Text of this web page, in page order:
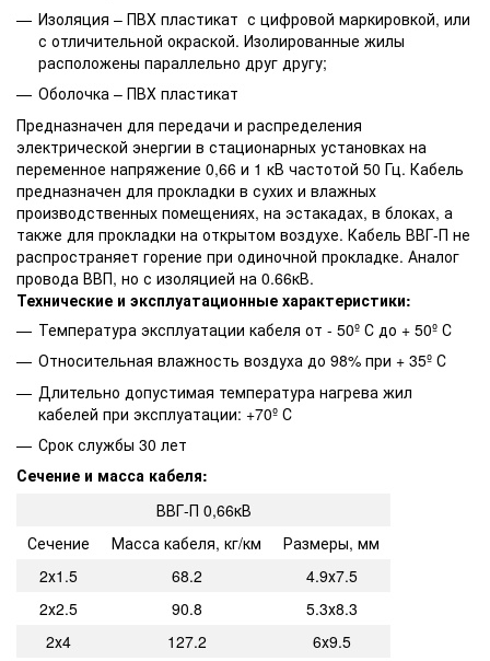
Изоляция – ПВХ пластикат с цифровой маркировкой, или
с отличительной окраской. Изолированные жилы
расположены параллельно друг другу;
Оболочка – ПВХ пластикат
Предназначен для передачи и распределения
электрической энергии в стационарных установках на
переменное напряжение 0,66 и 1 кВ частотой 50 Гц. Кабель
предназначен для прокладки в сухих и влажных
производственных помещениях, на эстакадах, в блоках, а
также для прокладки на открытом воздухе. Кабель ВВГ-П не
распространяет горение при одиночной прокладке. Аналог
провода ВВП, но с изоляцией на 0.66кВ.
Технические и эксплуатационные характеристики:
Температура эксплуатации кабеля от - 50º С до + 50º С
Относительная влажность воздуха до 98% при + 35º С
Длительно допустимая температура нагрева жил
кабелей при эксплуатации: +70º С
Срок службы 30 лет
Сечение и масса кабеля:
ВВГ-П 0,66кВ
Сечение
Масса кабеля, кг/км
Размеры, мм
2х1.5
68.2
4.9х7.5
2х2.5
90.8
5.3х8.3
2х4
127.2
6х9.5